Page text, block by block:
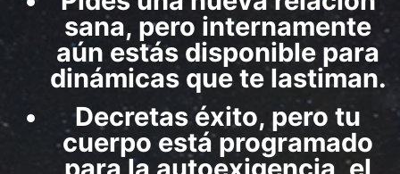
sana, pero internamente
aún estás disponible para
dinámicas que te lastiman.
Decretas éxito, pero tu
cuerpo está programado